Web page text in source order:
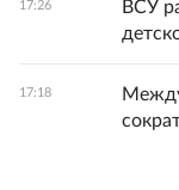
17:26
ВСУ
17:18